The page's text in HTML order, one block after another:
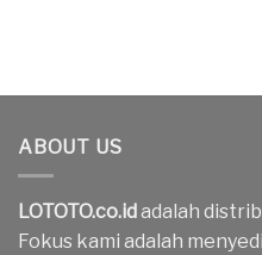
ABOUT US
LOTOTO.co.id adalah
Fokus kami adalah